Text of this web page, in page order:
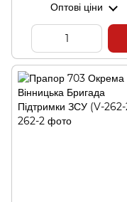
Оптові ціни